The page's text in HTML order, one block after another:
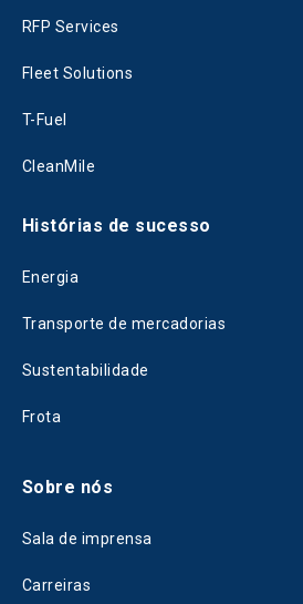
RFP Services
Fleet Solutions
T-Fuel
CleanMile
Histórias de sucesso
Energia
Transporte de mercadorias
Sustentabilidade
Frota
Sobre nós
Sala de imprensa
Carreiras